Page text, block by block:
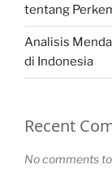
tentang
Analisis
di Indonesia
Recent
No comments